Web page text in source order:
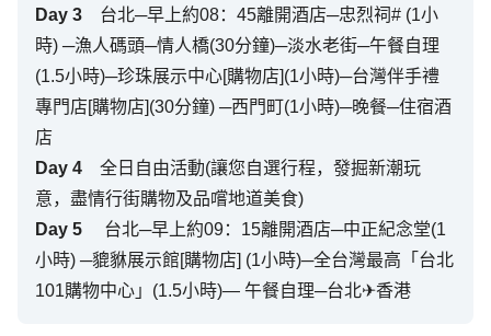
Day 3
台北─早上約08：45離開酒店─忠烈祠# (1小
時) ─漁人碼頭─情人橋(30分鐘)─淡水老街─午餐自理
(1.5小時)─珍珠展示中心[購物店](1小時)─台灣伴手禮
專門店[購物店](30分鐘) ─西門町(1小時)─晚餐─住宿酒
店
Day 4
全日自由活動(讓您自選行程，發掘新潮玩
意，盡情行街購物及品嚐地道美食)
Day 5
台北─早上約09：15離開酒店─中正紀念堂(1
小時) ─貔貅展示館[購物店] (1小時)─全台灣最高「台北
101購物中心」(1.5小時)— 午餐自理─台北✈香港